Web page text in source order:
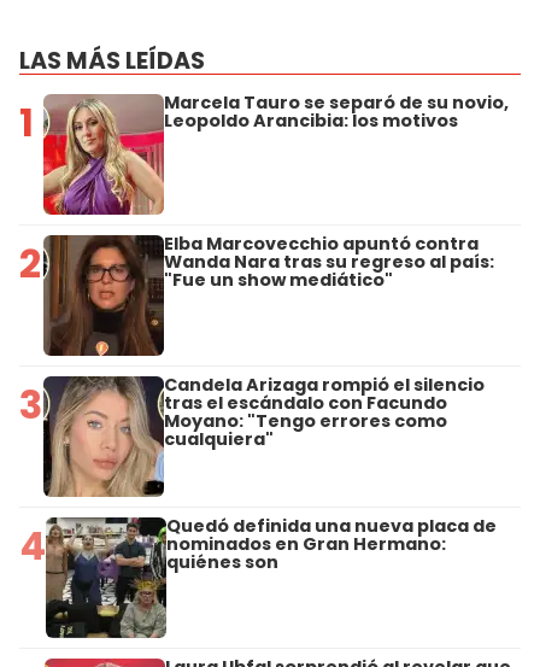
LAS MÁS LEÍDAS
1 Marcela Tauro se separó de su novio,
Leopoldo Arancibia: los motivos
2 Elba Marcovecchio apuntó contra
Wanda Nara tras su regreso al país:
"Fue un show mediático"
3 Candela Arizaga rompió el silencio
tras el escándalo con Facundo
Moyano: "Tengo errores como
cualquiera"
4 Quedó definida una nueva placa de
nominados en Gran Hermano:
quiénes son